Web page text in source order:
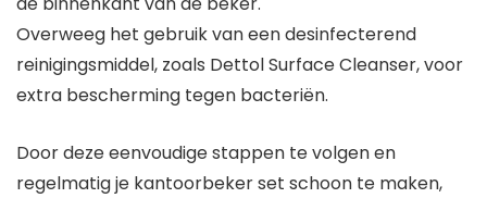
Overweeg het gebruik van een desinfecterend
reinigingsmiddel, zoals Dettol Surface Cleanser, voor
extra bescherming tegen bacteriën.
Door deze eenvoudige stappen te volgen en
regelmatig je kantoorbeker set schoon te maken,